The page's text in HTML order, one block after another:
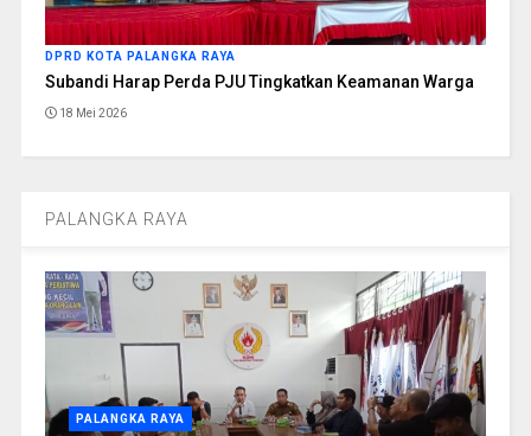
DPRD KOTA PALANGKA RAYA
Subandi Harap Perda PJU Tingkatkan Keamanan Warga
18 Mei 2026
PALANGKA RAYA
PALANGKA RAYA